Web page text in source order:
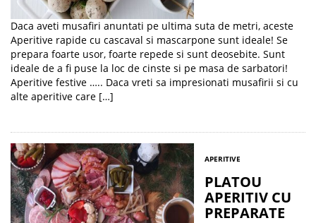
Daca aveti musafiri anuntati pe ultima suta de metri, aceste
Aperitive rapide cu cascaval si mascarpone sunt ideale! Se
prepara foarte usor, foarte repede si sunt deosebite. Sunt
ideale de a fi puse la loc de cinste si pe masa de sarbatori!
Aperitive festive ….. Daca vreti sa impresionati musafirii si cu
alte aperitive care […]
APERITIVE
PLATOU
APERITIV CU
PREPARATE